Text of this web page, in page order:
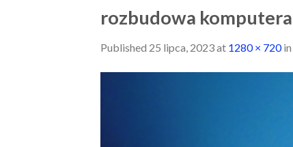
rozbudowa komputera
Published 25 lipca, 2023at 1280 × 720in